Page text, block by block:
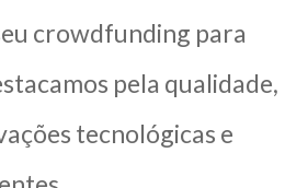
crowdfunding para
pela qualidade,
tecnológicas e